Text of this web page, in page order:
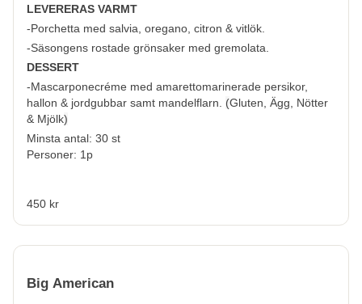
LEVERERAS VARMT
-Porchetta med salvia, oregano, citron & vitlök.
-Säsongens rostade grönsaker med gremolata.
DESSERT
-Mascarponecréme med amarettomarinerade persikor,
hallon & jordgubbar samt mandelflarn. (Gluten, Ägg, Nötter
& Mjölk)
Minsta antal: 30 st
Personer: 1p
450 kr
Big American